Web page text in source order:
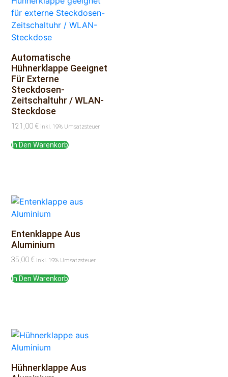
Automatische
Hühnerklappe Geeignet
Für Externe
Steckdosen-
Zeitschaltuhr / WLAN-
Steckdose
121,00 € inkl. 19% Umsatzsteuer
In Den Warenkorb
Entenklappe Aus
Aluminium
35,00 € inkl. 19% Umsatzsteuer
In Den Warenkorb
Hühnerklappe Aus